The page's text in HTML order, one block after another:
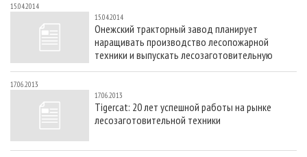
15.04.2014
15.04.2014
Онежский тракторный завод планирует
наращивать производство лесопожарной
техники и выпускать лесозаготовительную
17.06.2013
17.06.2013
Tigercat: 20 лет успешной работы на рынке
лесозаготовительной техники